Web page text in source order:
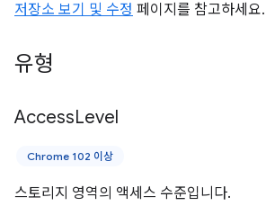
저장소 보기 및 수정 페이지를 참고하세요.
유형
AccessLevel
Chrome 102 이상
스토리지 영역의 액세스 수준입니다.